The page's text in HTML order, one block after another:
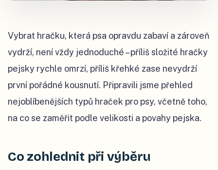
Vybrat hračku, která psa opravdu zabaví a zároveň
vydrží, není vždy jednoduché – příliš složité hračky
pejsky rychle omrzí, příliš křehké zase nevydrží
první pořádné kousnutí. Připravili jsme přehled
nejoblíbenějších typů hraček pro psy, včetně toho,
na co se zaměřit podle velikosti a povahy pejska.
Co zohlednit při výběru